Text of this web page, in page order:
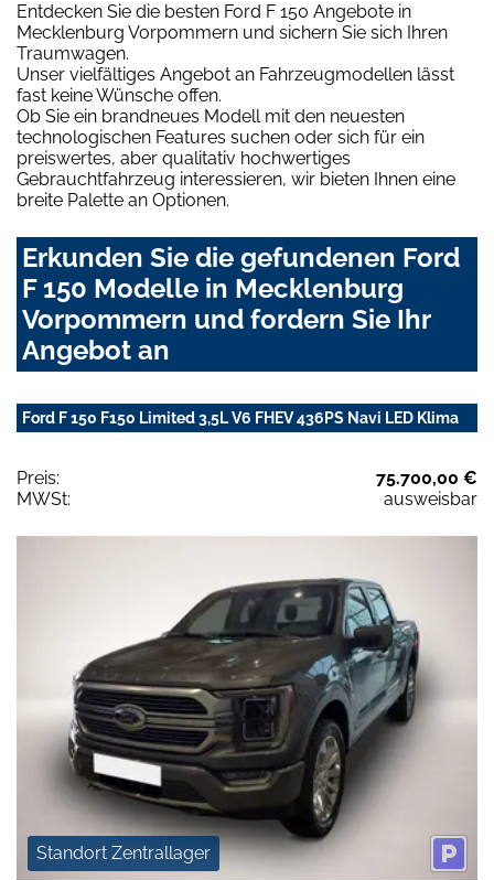
Entdecken Sie die besten Ford F 150 Angebote in
Mecklenburg Vorpommern und sichern Sie sich Ihren
Traumwagen.
Unser vielfältiges Angebot an Fahrzeugmodellen lässt
fast keine Wünsche offen.
Ob Sie ein brandneues Modell mit den neuesten
technologischen Features suchen oder sich für ein
preiswertes, aber qualitativ hochwertiges
Gebrauchtfahrzeug interessieren, wir bieten Ihnen eine
breite Palette an Optionen.
Erkunden Sie die gefundenen Ford
F 150 Modelle in Mecklenburg
Vorpommern und fordern Sie Ihr
Angebot an
Ford F 150 F150 Limited 3,5L V6 FHEV 436PS Navi LED Klima
Preis:
75.700,00 €
MWSt:
ausweisbar
Standort Zentrallager